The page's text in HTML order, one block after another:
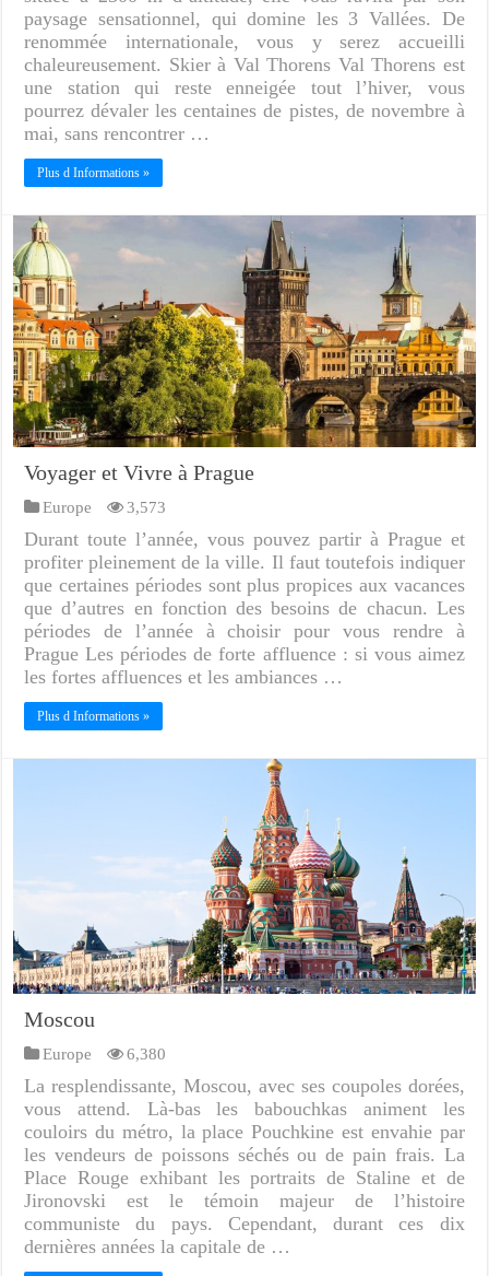
paysage sensationnel, qui domine les 3 Vallées. De
renommée internationale, vous y serez accueilli
chaleureusement. Skier à Val Thorens Val Thorens est
une station qui reste enneigée tout l’hiver, vous
pourrez dévaler les centaines de pistes, de novembre à
mai, sans rencontrer …
Plus d Informations »
Voyager et Vivre à Prague
Europe 3,573
Durant toute l’année, vous pouvez partir à Prague et
profiter pleinement de la ville. Il faut toutefois indiquer
que certaines périodes sont plus propices aux vacances
que d’autres en fonction des besoins de chacun. Les
périodes de l’année à choisir pour vous rendre à
Prague Les périodes de forte affluence : si vous aimez
les fortes affluences et les ambiances …
Plus d Informations »
Moscou
Europe 6,380
La resplendissante, Moscou, avec ses coupoles dorées,
vous attend. Là-bas les babouchkas animent les
couloirs du métro, la place Pouchkine est envahie par
les vendeurs de poissons séchés ou de pain frais. La
Place Rouge exhibant les portraits de Staline et de
Jironovski est le témoin majeur de l’histoire
communiste du pays. Cependant, durant ces dix
dernières années la capitale de …